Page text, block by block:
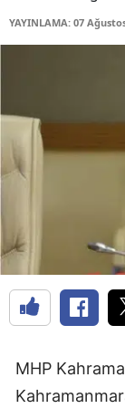
YAYINLAMA: 07
MHP